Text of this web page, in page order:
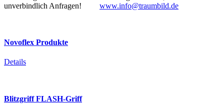
unverbindlich Anfragen! www.info@traumbild.de
Novoflex Produkte
Details
Blitzgriff FLASH-Griff